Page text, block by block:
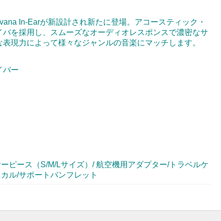
In-Earが新設計され新たに登場。アコースティック・
を採用し、スムーズなオーディオレスポンスで濃密なサ
現力によって様々なジャンルの音楽にマッチします。
バー
ピース（S/M/Lサイズ）/ 航空機用アダプター/トラベルケ
ル/サポートパンフレット